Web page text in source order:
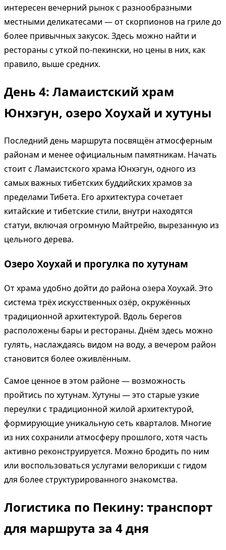
интересен вечерний рынок с разнообразными
местными деликатесами — от скорпионов на гриле до
более привычных закусок. Здесь можно найти и
рестораны с уткой по-пекински, но цены в них, как
правило, выше средних.
День 4: Ламаистский храм
Юнхэгун, озеро Хоухай и хутуны
Последний день маршрута посвящён атмосферным
районам и менее официальным памятникам. Начать
стоит с Ламаистского храма Юнхэгун, одного из
самых важных тибетских буддийских храмов за
пределами Тибета. Его архитектура сочетает
китайские и тибетские стили, внутри находятся
статуи, включая огромную Майтрейю, вырезанную из
цельного дерева.
Озеро Хоухай и прогулка по хутунам
От храма удобно дойти до района озера Хоухай. Это
система трёх искусственных озёр, окружённых
традиционной архитектурой. Вдоль берегов
расположены бары и рестораны. Днём здесь можно
гулять, наслаждаясь видом на воду, а вечером район
становится более оживлённым.
Самое ценное в этом районе — возможность
пройтись по хутунам. Хутуны — это старые узкие
переулки с традиционной жилой архитектурой,
формирующие уникальную сеть кварталов. Многие
из них сохранили атмосферу прошлого, хотя часть
активно реконструируется. Можно бродить по ним
или воспользоваться услугами велорикши с гидом
для более структурированного знакомства.
Логистика по Пекину: транспорт
для маршрута за 4 дня